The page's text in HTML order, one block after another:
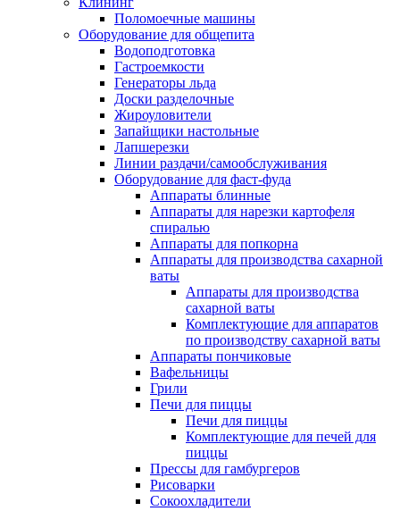
Поломоечные машины
Оборудование для общепита
Водоподготовка
Гастроемкости
Генераторы льда
Доски разделочные
Жироуловители
Запайщики настольные
Лапшерезки
Линии раздачи/самообслуживания
Оборудование для фаст-фуда
Аппараты блинные
Аппараты для нарезки картофеля
спиралью
Аппараты для попкорна
Аппараты для производства сахарной
ваты
Аппараты для производства
сахарной ваты
Комплектующие для аппаратов
по производству сахарной ваты
Аппараты пончиковые
Вафельницы
Грили
Печи для пиццы
Печи для пиццы
Комплектующие для печей для
пиццы
Прессы для гамбургеров
Рисоварки
Сокоохладители